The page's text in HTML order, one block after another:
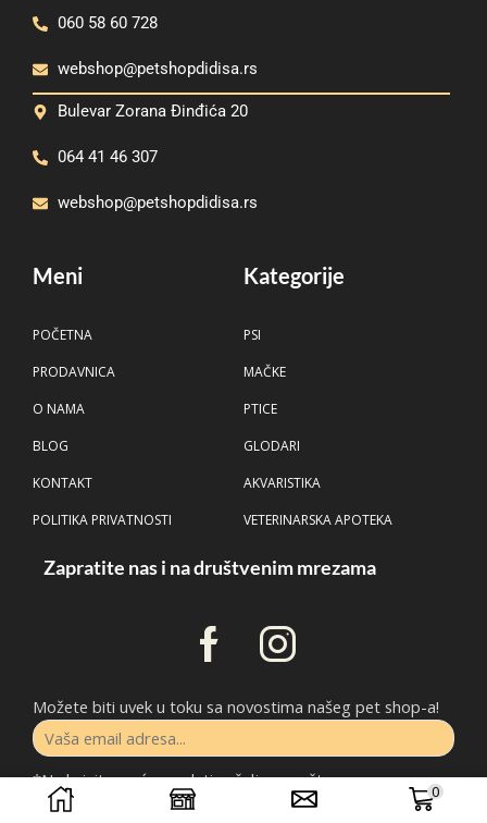
060 58 60 728
webshop@petshopdidisa.rs
Bulevar Zorana Đinđića 20
064 41 46 307
webshop@petshopdidisa.rs
Meni
POČETNA
PRODAVNICA
O NAMA
BLOG
KONTAKT
POLITIKA PRIVATNOSTI
Kategorije
PSI
MAČKE
PTICE
GLODARI
AKVARISTIKA
VETERINARSKA APOTEKA
Zapratite nas i na društvenim mrezama
Možete biti uvek u toku sa novostima našeg pet shop-a!
*Ne brinite, nećemo slati neželjenu poštu.
Copyright © 2025 P etShopDidisa SmartNet Media
0